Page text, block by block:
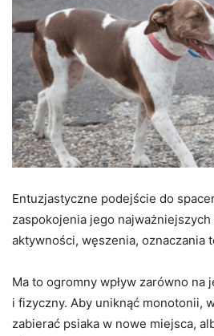
Entuzjastyczne podejście do
zaspokojenia jego
aktywności, węszenia, oznaczania
Ma to ogromny wpływ zarówno na
i fizyczny. Aby uniknąć monotonii,
zabierać psiaka w nowe miejsca,